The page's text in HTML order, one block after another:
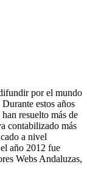
por el mundo
estos años
resuelto más de
contabilizado más
a nivel
año 2012 fue
Webs Andaluzas,